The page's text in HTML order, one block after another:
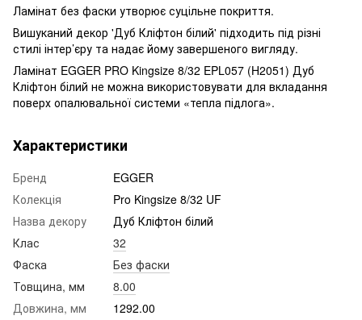
Ламінат без фаски утворює суцільне покриття.
Вишуканий декор 'Дуб Кліфтон білий' підходить під різні
стилі інтер’єру та надає йому завершеного вигляду.
Ламінат EGGER PRO Kingsize 8/32 EPL057 (H2051) Дуб
Кліфтон білий не можна використовувати для вкладання
поверх опалювальної системи «тепла підлога».
Характеристики
Бренд
EGGER
Колекція
Pro Kingsize 8/32 UF
Назва декору
Дуб Кліфтон білий
Клас
32
Фаска
Без фаски
Товщина, мм
8.00
Довжина, мм
1292.00